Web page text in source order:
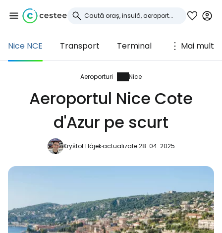
Nice NCE Transport Terminal Mai mult
Aeroporturi Nice
Aeroportul Nice Cote
d'Azur pe scurt
Kryštof Hájekactualizate 28. 04. 2025
Conectați-vă la
Cestee
... comunitatea mondială a călătorilor
Continuați cu Google
Continuați cu e-mailul